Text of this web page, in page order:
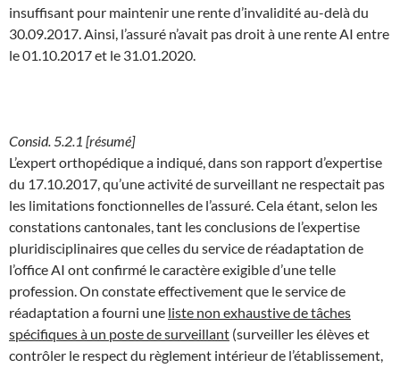
insuffisant pour maintenir une rente d’invalidité au-delà du
30.09.2017. Ainsi, l’assuré n’avait pas droit à une rente AI entre
le 01.10.2017 et le 31.01.2020.
Consid. 5.2.1 [résumé]
L’expert orthopédique a indiqué, dans son rapport d’expertise
du 17.10.2017, qu’une activité de surveillant ne respectait pas
les limitations fonctionnelles de l’assuré. Cela étant, selon les
constations cantonales, tant les conclusions de l’expertise
pluridisciplinaires que celles du service de réadaptation de
l’office AI ont confirmé le caractère exigible d’une telle
profession. On constate effectivement que le service de
réadaptation a fourni une liste non exhaustive de tâches
spécifiques à un poste de surveillant (surveiller les élèves et
contrôler le respect du règlement intérieur de l’établissement,